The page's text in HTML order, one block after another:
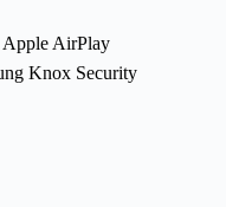
AirPlay
Knox Security